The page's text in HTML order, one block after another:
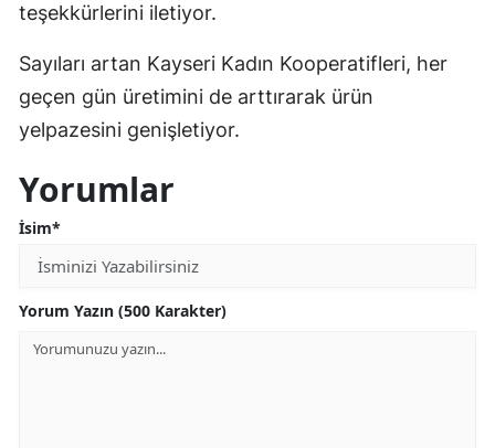
teşekkürlerini iletiyor.
Sayıları artan Kayseri Kadın Kooperatifleri, her
geçen gün üretimini de arttırarak ürün
yelpazesini genişletiyor.
Yorumlar
İsim*
Yorum Yazın (500 Karakter)